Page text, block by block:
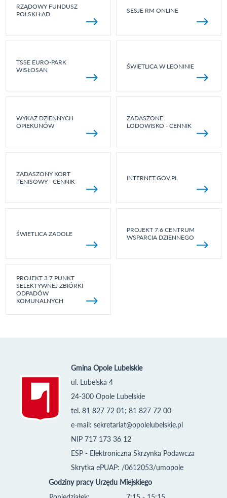
RZĄDOWY FUNDUSZ
POLSKI ŁAD
SESJE RM ONLINE
TSSE EURO-PARK
WISŁOSAN
ŚWIETLICA W LEONINIE
WYKAZ DZIENNYCH
OPIEKUNÓW
ZADASZONE
LODOWISKO - CENNIK
ZADASZONY KORT
TENISOWY - CENNIK
INTERNET.GOV.PL
ŚWIETLICA ZADOLE
PROJEKT 7.6 CENTRUM
WSPARCIA DZIENNEGO
PROJEKT 3.7 PUNKT
SELEKTYWNEJ ZBIÓRKI
ODPADÓW
KOMUNALNYCH
Gmina Opole Lubelskie
ul. Lubelska 4
24-300 Opole Lubelskie
tel. 81 827 72 01; 81 827 72 00
e-mail: sekretariat@opolelubelskie.pl
NIP 717 173 36 12
ESP - Elektroniczna Skrzynka Podawcza
Skrytka ePUAP: /0612053/umopole
Godziny pracy Urzędu Miejskiego